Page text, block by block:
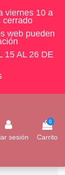
viernes 10 a
cerrado
web pueden
15 AL 26 DE
sesión
0
Carrito